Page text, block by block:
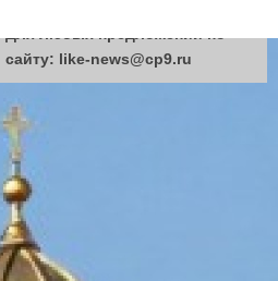
на «откате»
сайту: like-news@cp9.ru